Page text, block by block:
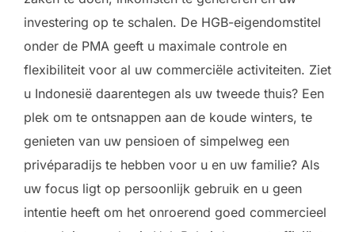
investering op te schalen. De HGB-eigendomstitel
onder de PMA geeft u maximale controle en
flexibiliteit voor al uw commerciële activiteiten. Ziet
u Indonesië daarentegen als uw tweede thuis? Een
plek om te ontsnappen aan de koude winters, te
genieten van uw pensioen of simpelweg een
privéparadijs te hebben voor u en uw familie? Als
uw focus ligt op persoonlijk gebruik en u geen
intentie heeft om het onroerend goed commercieel